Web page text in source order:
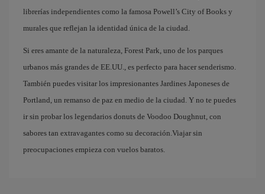
librerías independientes como la famosa Powell’s City of Books y
murales que reflejan la identidad única de la ciudad.
Si eres amante de la naturaleza, Forest Park, uno de los parques
urbanos más grandes de EE.UU., es perfecto para hacer senderismo.
También puedes visitar los impresionantes Jardines Japoneses de
Portland, un remanso de paz en medio de la ciudad. Y no te puedes
ir sin probar los legendarios donuts de Voodoo Doughnut, con
sabores tan extravagantes como su decoración.Viajar sin
preocupaciones empieza con vuelos baratos.